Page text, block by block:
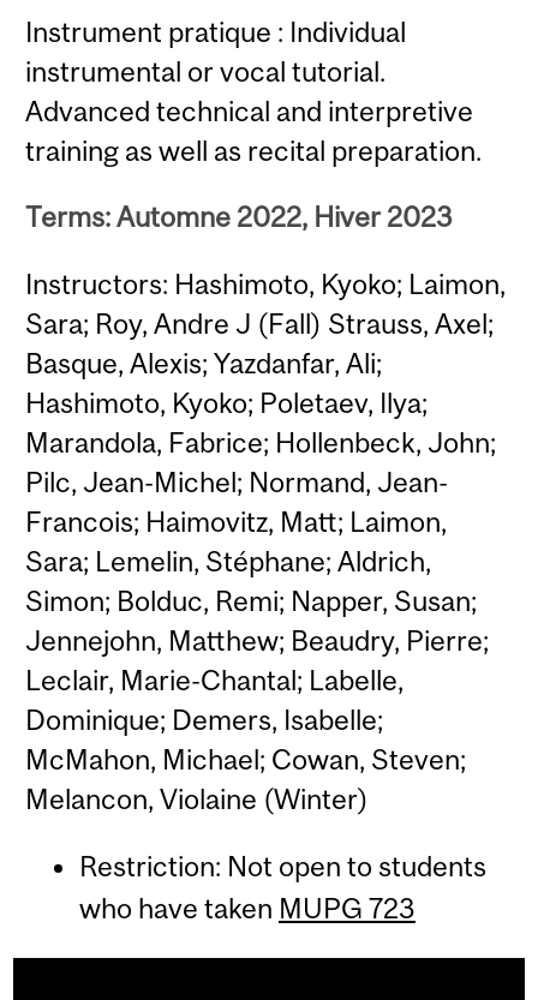
Instrument pratique : Individual
instrumental or vocal tutorial.
Advanced technical and interpretive
training as well as recital preparation.
Terms: Automne 2022, Hiver 2023
Instructors: Hashimoto, Kyoko; Laimon,
Sara; Roy, Andre J (Fall) Strauss, Axel;
Basque, Alexis; Yazdanfar, Ali;
Hashimoto, Kyoko; Poletaev, Ilya;
Marandola, Fabrice; Hollenbeck, John;
Pilc, Jean-Michel; Normand, Jean-
Francois; Haimovitz, Matt; Laimon,
Sara; Lemelin, Stéphane; Aldrich,
Simon; Bolduc, Remi; Napper, Susan;
Jennejohn, Matthew; Beaudry, Pierre;
Leclair, Marie-Chantal; Labelle,
Dominique; Demers, Isabelle;
McMahon, Michael; Cowan, Steven;
Melancon, Violaine (Winter)
Restriction: Not open to students
who have taken MUPG 723